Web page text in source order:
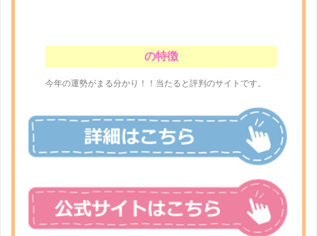
の特徴
今年の運勢がまる分かり！！当たると評判のサイトです。